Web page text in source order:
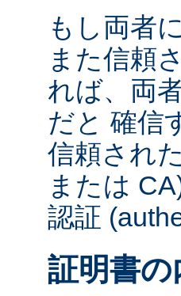
もし両者
また信頼
れば、両
だと 確信
信頼され
または
認証
証明書の